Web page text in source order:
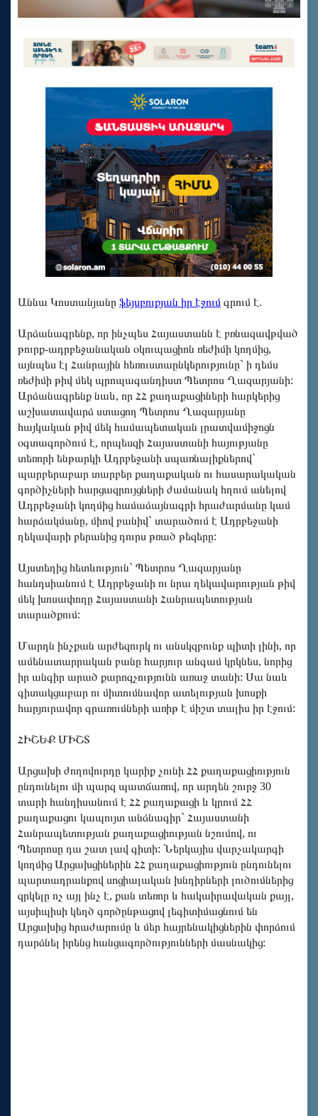
Աննա Կոստանյանը ֆեյսբուքյան իր էջում գրում է.
Արձանագրենք, որ ինչպես Հայաստանն է բռնազավթված
թուրք-ադրբեջանական օկուպացիոն ռեժիմի կողմից,
այնպես էլ Հանրային հեռուստաընկերությունը` ի դեմս
ռեժիմի թիվ մեկ պրոպագանդիստ Պետրոս Ղազարյանի:
Արձանագրենք նաև, որ ՀՀ քաղաքացիների հարկերից
աշխատավարձ ստացող Պետրոս Ղազարյանը
հայկական թիվ մեկ համապետական լրատվամիջոցն
օգտագործում է, որպեսզի Հայաստանի հայությանը
տեռորի ենթարկի Ադրբեջանի սպառնալիքներով`
պարբերաբար տարբեր քաղաքական ու հասարակական
գործիչների հարցազրույցների ժամանակ հղում անելով
Ադրբեջանի կողմից համաձայնագրի հրաժարմանը կամ
հարձակմանը, միով բանիվ` տարածում է Ադրբեջանի
ղեկավարի բերանից դուրս թռած թեզերը:
Այստեղից հետևություն` Պետրոս Ղազարյանը
հանդսիանում է Ադրբեջանի ու նրա ղեկավարության թիվ
մեկ խոսափողը Հայաստանի Հանրապետության
տարածքում:
Մարդն ինչքան արժեզուրկ ու անսկզբունք պիտի լինի, որ
ամենատարրական բանը հարյուր անգամ կրկնես, նորից
իր անգիր արած քարոզչությունն առաջ տանի: Սա նաև
գիտակցաբար ու միտումնավոր ատելության խոսքի
հարյուրավոր գրառումների առիթ է միշտ տալիս իր էջում:
ՀԻՇԵՔ ՄԻՇՏ
Արցախի ժողովուրդը կարիք չունի ՀՀ քաղաքացիություն
ընդունելու մի պարզ պատճառով, որ արդեն շուրջ 30
տարի հանդիսանում է ՀՀ քաղաքացի և կրում ՀՀ
քաղաքացու կապույտ անձնագիր` Հայաստանի
Հանրապետության քաղաքացիության նշումով, ու
Պետրոսը դա շատ լավ գիտի: Ներկայիս վարչակարգի
կողմից Արցախցիներին ՀՀ քաղաքացիություն ընդունելու
պարտադրանքով սոցիալական խնդիրների լուծումներից
զրկելը ոչ այլ ինչ է, քան տեռոր և հակաիրավական քայլ,
այսիպիսի կեղծ գործընթացով լեգիտիմացնում են
Արցախից հրաժարումը և մեր հայրենակիցներին փորձում
դարձնել իրենց հանցագործությունների մասնակից: